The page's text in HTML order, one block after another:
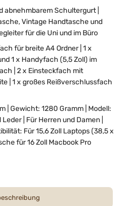
Schultergurt |
Vintage Handtasche und
für die Uni und im Büro
für breite A4 Ordner | 1 x
1 x Handyfach (5,5 Zoll) im
| 2 x Einsteckfach mit
| 1 x großes Reißverschlussfach
| Gewicht: 1280 Gramm | Modell:
| Für Herren und Damen |
Für 15,6 Zoll Laptops (38,5 x
für 16 Zoll Macbook Pro